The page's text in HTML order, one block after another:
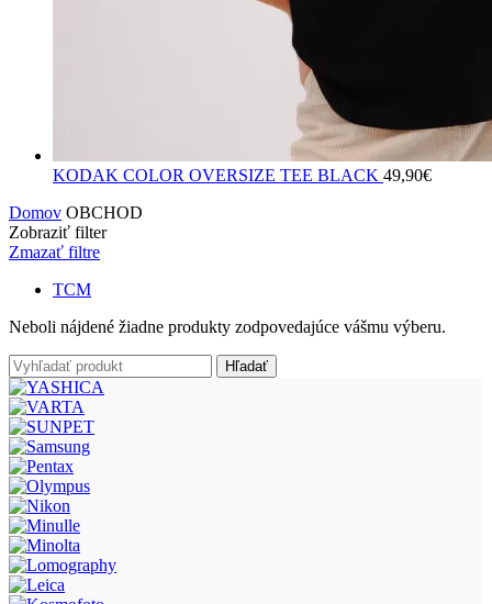
KODAK COLOR OVERSIZE TEE BLACK 49,90€
Domov OBCHOD
Zobraziť filter
Zmazať filtre
TCM
Neboli nájdené žiadne produkty zodpovedajúce vášmu výberu.
Hľadať